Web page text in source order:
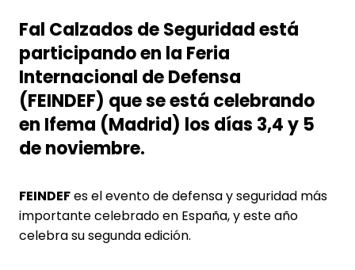
Fal Calzados de Seguridad está
participando en la Feria
Internacional de Defensa
(FEINDEF) que se está celebrando
en Ifema (Madrid) los días 3,4 y 5
de noviembre.
FEINDEFes el evento de defensa y seguridad más
importante celebrado en España, y este año
celebra su segunda edición.